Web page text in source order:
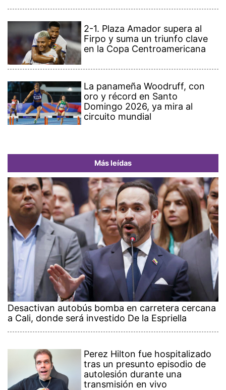
2-1. Plaza Amador supera al
Firpo y suma un triunfo clave
en la Copa Centroamericana
La panameña Woodruff, con
oro y récord en Santo
Domingo 2026, ya mira al
circuito mundial
Más leídas
Desactivan autobús bomba en carretera cercana
a Cali, donde será investido De la Espriella
Perez Hilton fue hospitalizado
tras un presunto episodio de
autolesión durante una
transmisión en vivo